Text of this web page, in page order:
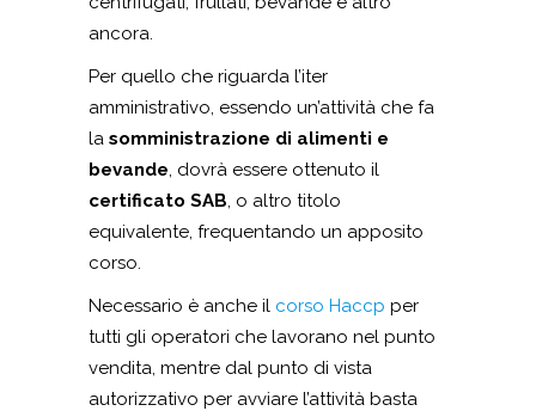
ancora.
Per quello che riguarda l’iter
amministrativo, essendo un’attività che fa
la somministrazione di alimenti e
bevande, dovrà essere ottenuto il
certificato SAB, o altro titolo
equivalente, frequentando un apposito
corso.
Necessario è anche il corso Haccp per
tutti gli operatori che lavorano nel punto
vendita, mentre dal punto di vista
autorizzativo per avviare l’attività basta